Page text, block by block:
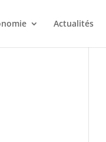
Actualités